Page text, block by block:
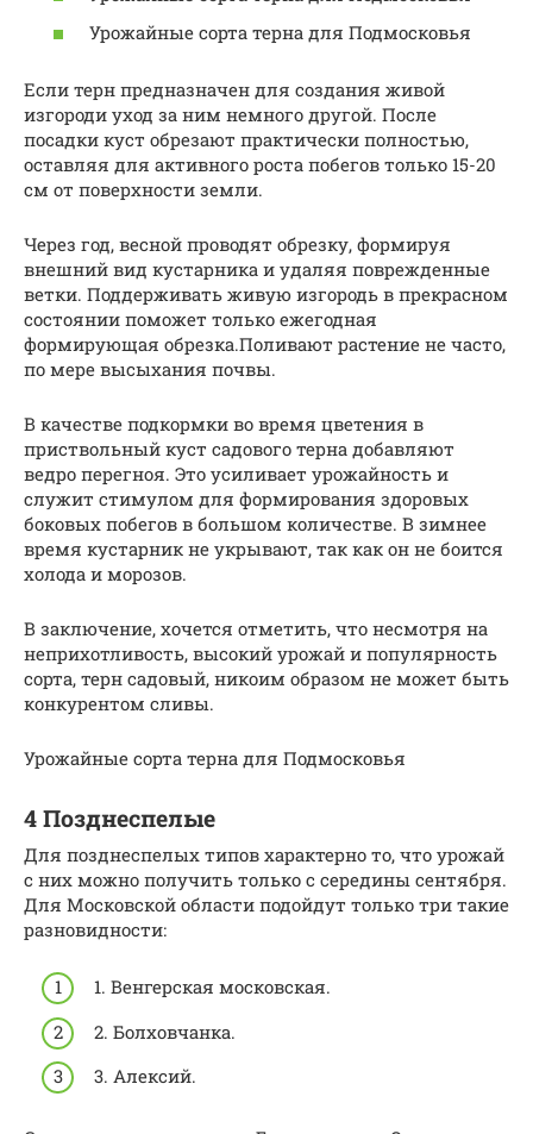
Урожайные сорта терна для Подмосковья
Если терн предназначен для создания живой
изгороди уход за ним немного другой. После
посадки куст обрезают практически полностью,
оставляя для активного роста побегов только 15-20
см от поверхности земли.
Через год, весной проводят обрезку, формируя
внешний вид кустарника и удаляя поврежденные
ветки. Поддерживать живую изгородь в прекрасном
состоянии поможет только ежегодная
формирующая обрезка.Поливают растение не часто,
по мере высыхания почвы.
В качестве подкормки во время цветения в
приствольный куст садового терна добавляют
ведро перегноя. Это усиливает урожайность и
служит стимулом для формирования здоровых
боковых побегов в большом количестве. В зимнее
время кустарник не укрывают, так как он не боится
холода и морозов.
В заключение, хочется отметить, что несмотря на
неприхотливость, высокий урожай и популярность
сорта, терн садовый, никоим образом не может быть
конкурентом сливы.
Урожайные сорта терна для Подмосковья
4 Позднеспелые
Для позднеспелых типов характерно то, что урожай
с них можно получить только с середины сентября.
Для Московской области подойдут только три такие
разновидности:
1. Венгерская московская.
2. Болховчанка.
3. Алексий.